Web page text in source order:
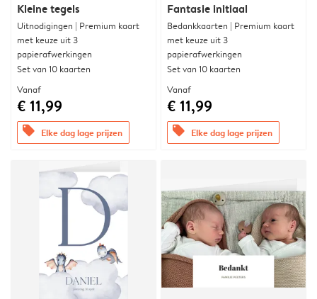
Kleine tegels
Uitnodigingen | Premium kaart
met keuze uit 3
papierafwerkingen
Set van 10 kaarten
Vanaf
€ 11,99
offers Elke dag lage prijzen
Fantasie initiaal
Bedankkaarten | Premium kaart
met keuze uit 3
papierafwerkingen
Set van 10 kaarten
Vanaf
€ 11,99
offers Elke dag lage prijzen